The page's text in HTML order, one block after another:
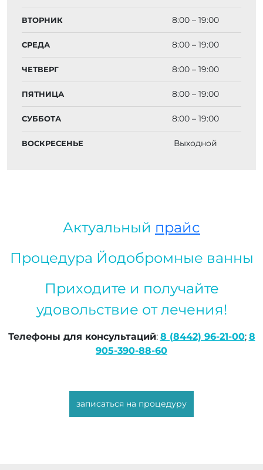
ВТОРНИК 8:00 – 19:00
СРЕДА 8:00 – 19:00
ЧЕТВЕРГ 8:00 – 19:00
ПЯТНИЦА 8:00 – 19:00
СУББОТА 8:00 – 19:00
ВОСКРЕСЕНЬЕ Выходной
Актуальный прайс
Процедура Йодобромные ванны
Приходите и получайте
удовольствие от лечения!
Телефоны для консультаций: 8 (8442) 96-21-00; 8
905-390-88-60
записаться на процедуру